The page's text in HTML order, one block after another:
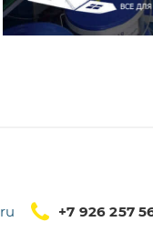
+7 926 257